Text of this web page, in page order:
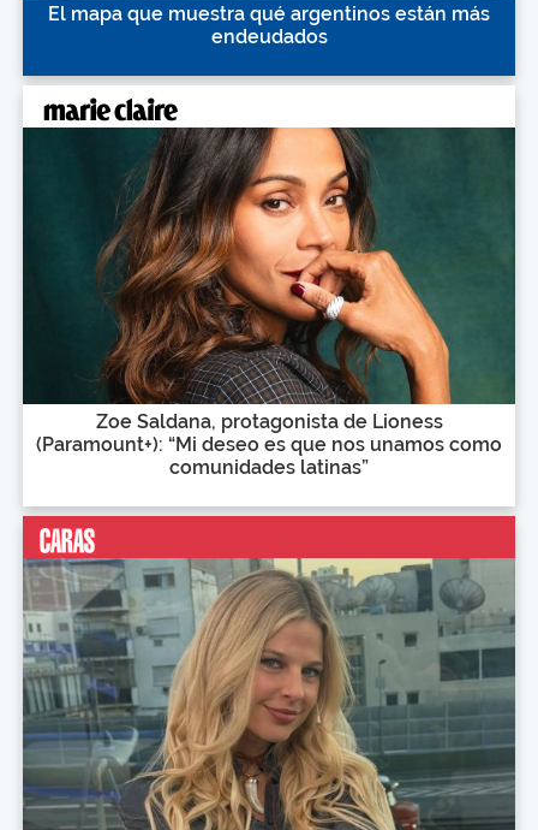
El mapa que muestra qué argentinos están más
endeudados
Zoe Saldana, protagonista de Lioness
(Paramount+): “Mi deseo es que nos unamos como
comunidades latinas”